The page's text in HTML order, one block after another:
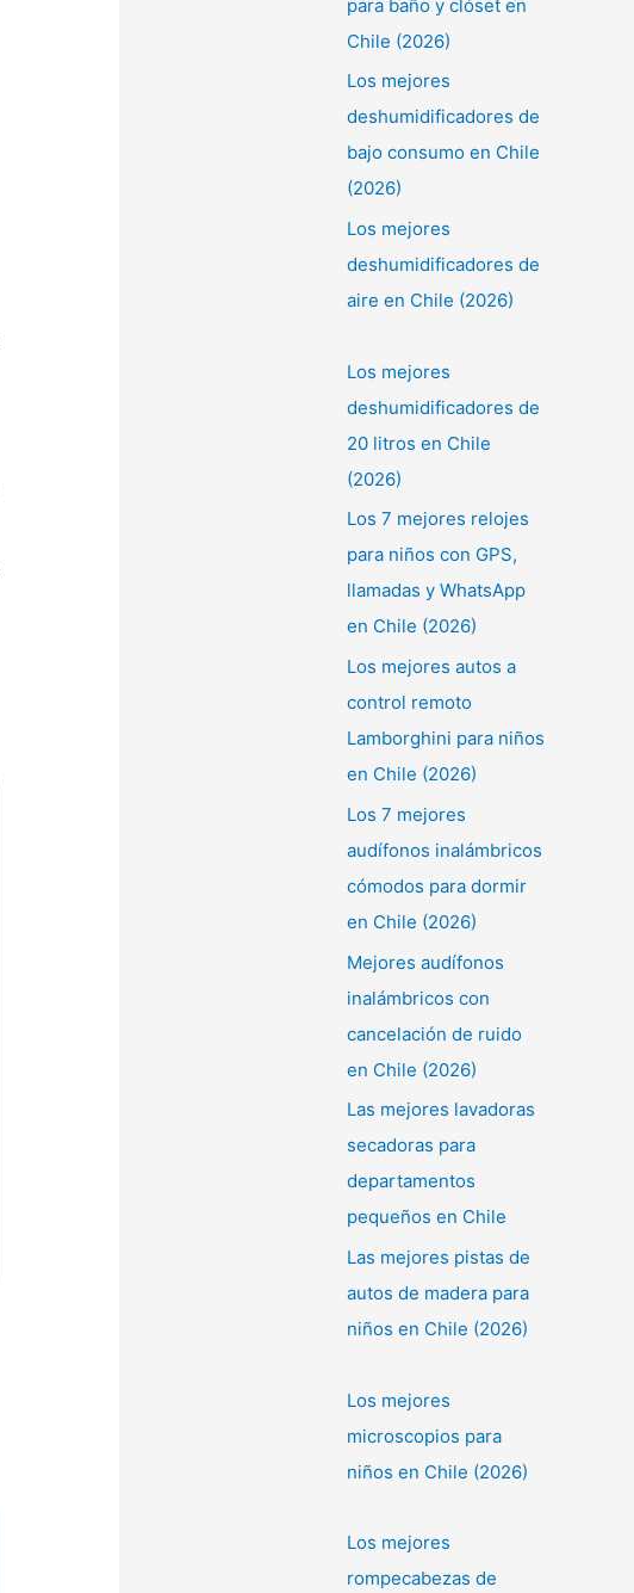
para baño y clóset en
Chile (2026)
Los mejores
deshumidificadores de
bajo consumo en Chile
(2026)
Los mejores
deshumidificadores de
aire en Chile (2026)
Los mejores
deshumidificadores de
20 litros en Chile
(2026)
Los 7 mejores relojes
para niños con GPS,
llamadas y WhatsApp
en Chile (2026)
Los mejores autos a
control remoto
Lamborghini para niños
en Chile (2026)
Los 7 mejores
audífonos inalámbricos
cómodos para dormir
en Chile (2026)
Mejores audífonos
inalámbricos con
cancelación de ruido
en Chile (2026)
Las mejores lavadoras
secadoras para
departamentos
pequeños en Chile
Las mejores pistas de
autos de madera para
niños en Chile (2026)
Los mejores
microscopios para
niños en Chile (2026)
Los mejores
rompecabezas de